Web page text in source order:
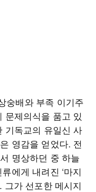
숭배와 부족 이기주
문제의식을 품고 있
기독교의 유일신 사
영감을 얻었다. 전
명상하던 중 하늘
에게 내려진 ‘마지
그가 선포한 메시지